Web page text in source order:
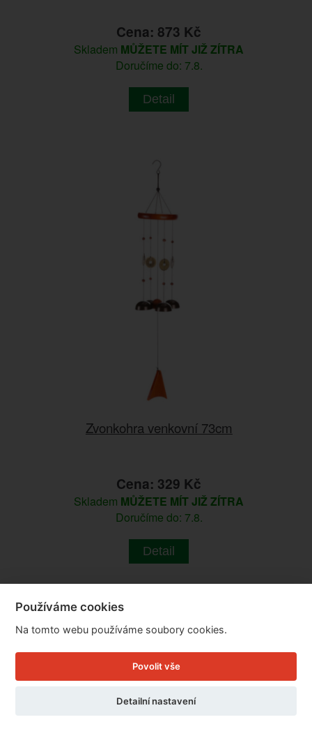
Cena: 873 Kč
Skladem MŮŽETE MÍT JIŽ ZÍTRA
Doručíme do: 7.8.
Detail
Zvonkohra venkovní 73cm
Cena: 329 Kč
Skladem MŮŽETE MÍT JIŽ ZÍTRA
Doručíme do: 7.8.
Detail
Používáme cookies
Na tomto webu používáme soubory cookies.
Povolit vše
Detailní nastavení